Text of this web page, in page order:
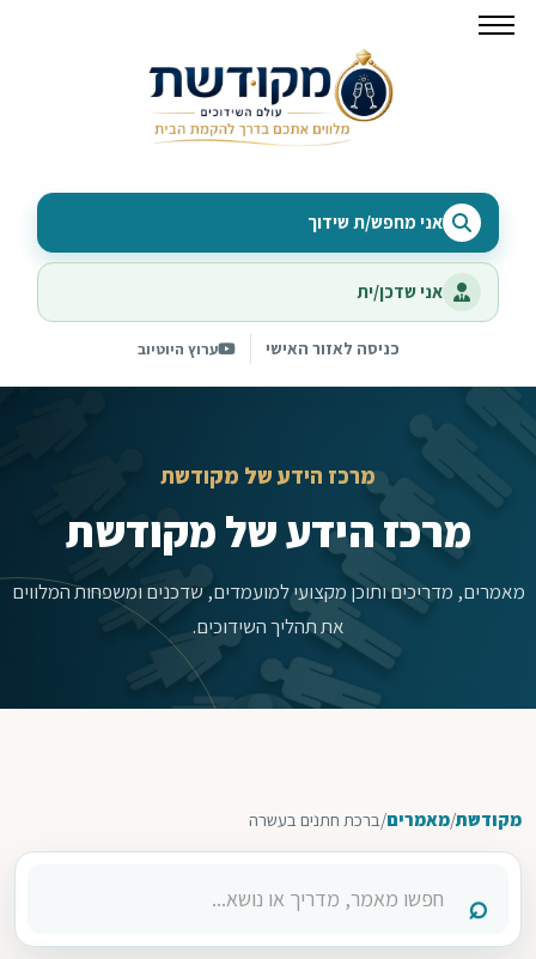
אני מחפש/ת שידוך
אני שדכן/ית
כניסה לאזור האישי ערוץ היוטיוב
מרכז הידע של מקודשת
מרכז הידע של מקודשת
מאמרים, מדריכים ותוכן מקצועי למועמדים, שדכנים ומשפחות המלווים
את תהליך השידוכים.
מקודשת/מאמרים/ברכת חתנים בעשרה